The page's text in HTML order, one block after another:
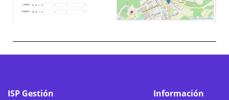
ISP Gestión Información